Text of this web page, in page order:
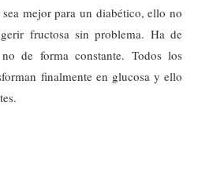
mejor para un diabético, ello no
fructosa sin problema. Ha de
de forma constante. Todos los
finalmente en glucosa y ello